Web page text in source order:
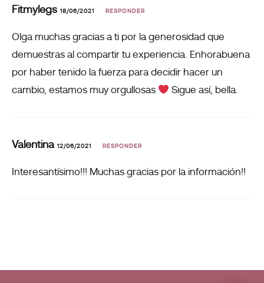
Fitmylegs 18/06/2021 RESPONDER
Olga muchas gracias a ti por la generosidad que
demuestras al compartir tu experiencia. Enhorabuena
por haber tenido la fuerza para decidir hacer un
cambio, estamos muy orgullosas
Sigue así, bella.
Valentina 12/06/2021 RESPONDER
Interesantísimo!!! Muchas gracias por la información!!